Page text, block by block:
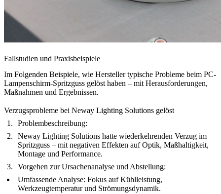
Fallstudien und Praxisbeispiele
Im Folgenden Beispiele, wie Hersteller typische Probleme beim PC-
Lampenschirm-Spritzguss gelöst haben – mit Herausforderungen,
Maßnahmen und Ergebnissen.
Verzugsprobleme bei Neway Lighting Solutions gelöst
Problembeschreibung:
Neway Lighting Solutions hatte wiederkehrenden Verzug im
Spritzguss – mit negativen Effekten auf Optik, Maßhaltigkeit,
Montage und Performance.
Vorgehen zur Ursachenanalyse und Abstellung:
Umfassende Analyse: Fokus auf Kühlleistung,
Werkzeugtemperatur und Strömungsdynamik.